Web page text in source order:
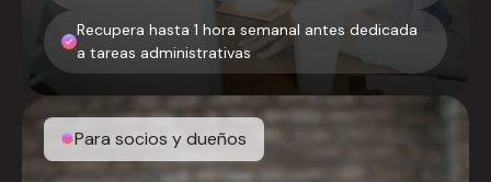
Recupera hasta 1 hora semanal antes dedicada
a tareas administrativas
Para socios y dueños